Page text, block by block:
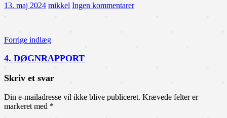
13. maj 2024 mikkel Ingen kommentarer
Indlægsnavigation
Forrige indlæg
4. DØGNRAPPORT
Skriv et svar
Din e-mailadresse vil ikke blive publiceret. Krævede felter er
markeret med *